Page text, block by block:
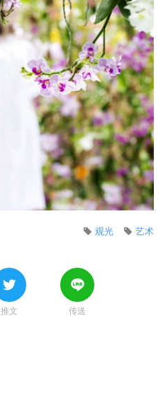
艺术
观光
推文 传送